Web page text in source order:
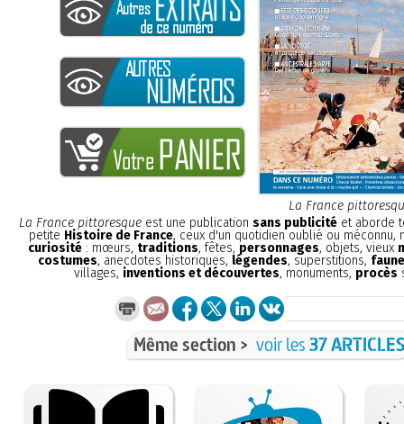
La France
La France pittoresque est une publication sans publicité et aborde
petite Histoire de France, ceux d'un quotidien oublié ou méconnu,
curiosité : mœurs, traditions, fêtes, personnages, objets, vieux
costumes, anecdotes historiques, légendes, superstitions,
villages, inventions et découvertes, monuments, procès
Même section > voir les37